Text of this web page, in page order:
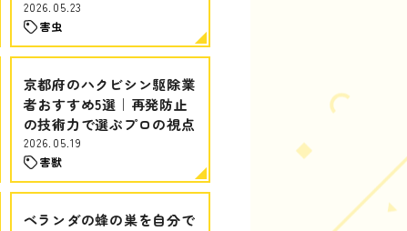
2026.05.23
害虫
京都府のハクビシン駆除業
者おすすめ5選｜再発防止
の技術力で選ぶプロの視点
2026.05.19
害獣
ベランダの蜂の巣を自分で